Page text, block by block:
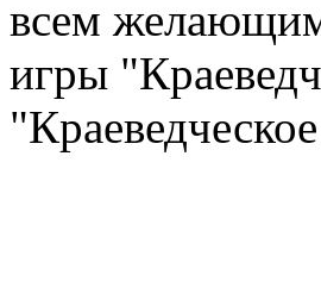
всем
игры